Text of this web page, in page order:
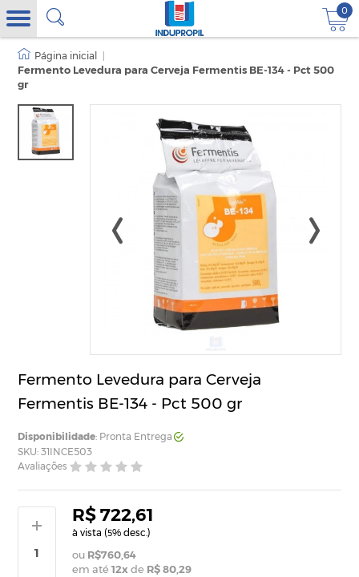
0
Fermento Levedura para Cerveja Fermentis BE-134 - Pct 500
gr
Fermento Levedura para Cerveja
Fermentis BE-134 - Pct 500 gr
Disponibilidade: Pronta Entrega
SKU: 31INCE503
Avaliações
R$ 722,61
à vista (5% desc.)
R$760,64
em até12x de R$ 80,29